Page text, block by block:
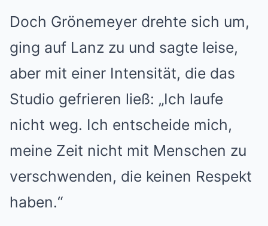
Doch Grönemeyer drehte sich um,
ging auf Lanz zu und sagte leise,
aber mit einer Intensität, die das
Studio gefrieren ließ: „Ich laufe
nicht weg. Ich entscheide mich,
meine Zeit nicht mit Menschen zu
verschwenden, die keinen Respekt
haben.“